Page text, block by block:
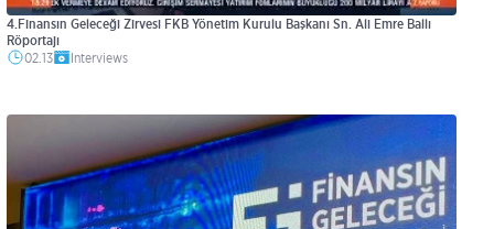
4.Finansın Geleceği Zirvesi FKB Yönetim Kurulu Başkanı Sn. Ali Emre Ballı
Röportajı
02.13
Interviews